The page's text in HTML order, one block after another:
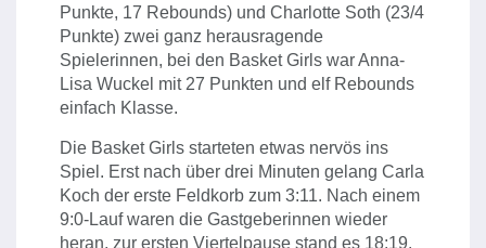
Punkte, 17 Rebounds) und Charlotte Soth (23/4
Punkte) zwei ganz herausragende
Spielerinnen, bei den Basket Girls war Anna-
Lisa Wuckel mit 27 Punkten und elf Rebounds
einfach Klasse.
Die Basket Girls starteten etwas nervös ins
Spiel. Erst nach über drei Minuten gelang Carla
Koch der erste Feldkorb zum 3:11. Nach einem
9:0-Lauf waren die Gastgeberinnen wieder
heran, zur ersten Viertelpause stand es 18:19.